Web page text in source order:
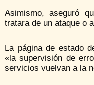
Asimismo, aseguró
tratara de un ataque o
La página de estado
«la supervisión de
servicios vuelvan a la